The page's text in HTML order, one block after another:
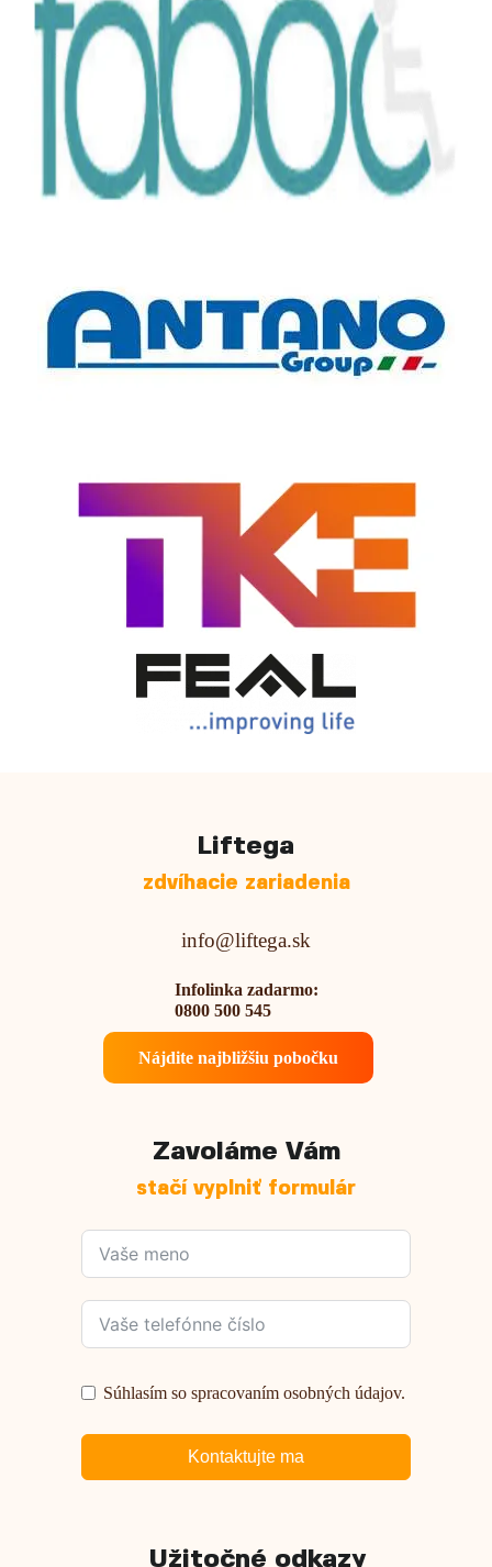
Liftega
zdvíhacie zariadenia
info@liftega.sk
Infolinka zadarmo:
0800 500 545
Nájdite najbližšiu pobočku
Zavoláme Vám
stačí vyplniť formulár
Súhlasím so spracovaním osobných údajov.
Kontaktujte ma
Užitočné odkazy